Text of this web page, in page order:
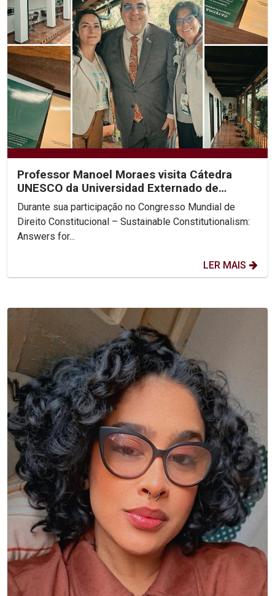
Professor Manoel Moraes visita Cátedra
UNESCO da Universidad Externado de
Colombia
Durante sua participação no Congresso Mundial de
Direito Constitucional – Sustainable Constitutionalism:
Answers for...
LER MAIS